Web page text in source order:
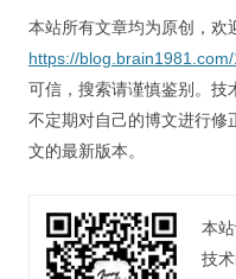
本站所有文章均为原创，欢
https://
可信，搜索请谨慎鉴别。技
不定期对自己的博文进行修
文的最新版本。
本
技